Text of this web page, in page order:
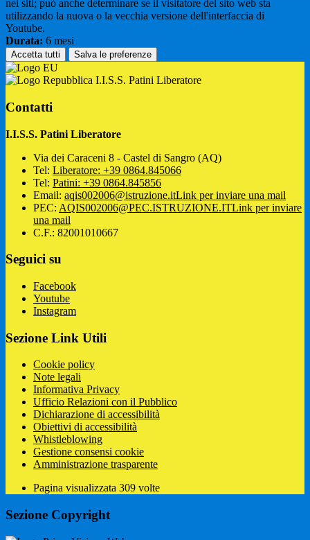
nei siti; può anche determinare se il visitatore del sito web sta
utilizzando la nuova o la vecchia versione dell'interfaccia di
Youtube.
Durata: 6 mesi
Accetta tutti Salva le preferenze
I.I.S.S. Patini Liberatore
Contatti
I.I.S.S. Patini Liberatore
Via dei Caraceni 8 - Castel di Sangro (AQ)
Tel: Liberatore: +39 0864.845066
Tel: Patini: +39 0864.845856
Email: aqis002006@istruzione.itLink per inviare una mail
PEC: AQIS002006@PEC.ISTRUZIONE.ITLink per inviare
una mail
C.F.: 82001010667
Seguici su
Facebook
Youtube
Instagram
Sezione Link Utili
Cookie policy
Note legali
Informativa Privacy
Ufficio Relazioni con il Pubblico
Dichiarazione di accessibilità
Obiettivi di accessibilità
Whistleblowing
Gestione consensi cookie
Amministrazione trasparente
Pagina visualizzata 309 volte
Sezione Copyright